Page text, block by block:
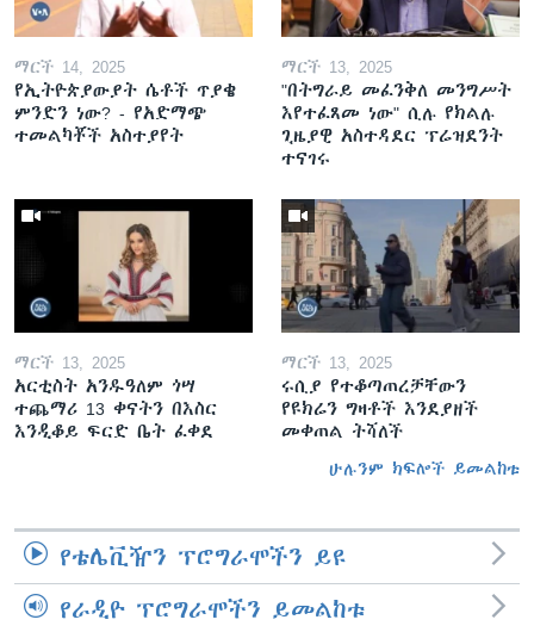
ማርች 14, 2025
የኢትዮጵያውያት ሴቶች ጥያቄ
ምንድን ነው? - የአድማጭ
ተመልካቾች አስተያየት
ማርች 13, 2025
"በትግራይ መፈንቅለ መንግሥት
እየተፈጸመ ነው" ሲሉ የክልሉ
ጊዜያዊ አስተዳደር ፕሬዝደንት
ተናገሩ
ማርች 13, 2025
አርቲስት አንዱዓለም ጎሣ
ተጨማሪ 13 ቀናትን በእስር
እንዲቆይ ፍርድ ቤት ፈቀደ
ማርች 13, 2025
ሩሲያ የተቆጣጠረቻቸውን
የዩክሬን ግዛቶች እንደያዘች
መቀጠል ትሻለች
ሁሉንም ክፍሎች ይመልከቱ
የቴሌቪዥን ፕሮግራሞችን ይዩ
የራዲዮ ፕሮግራሞችን ይመልከቱ